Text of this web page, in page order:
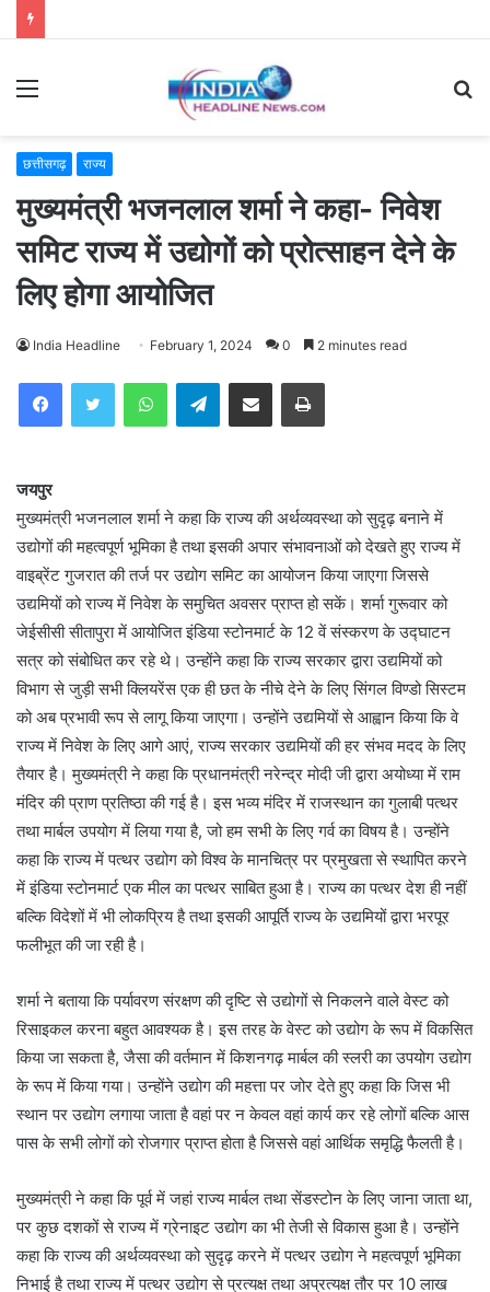
Menu
छत्तीसगढ़ राज्य
मुख्यमंत्री भजनलाल शर्मा ने कहा- निवेश
समिट राज्य में उद्योगों को प्रोत्साहन देने के
लिए होगा आयोजित
India Headline February 1, 2024 0 2 minutes read
WhatsAppTelegramShare via Email Print
जयपुर
मुख्यमंत्री भजनलाल शर्मा ने कहा कि राज्य की अर्थव्यवस्था को सुदृढ़ बनाने में
उद्योगों की महत्वपूर्ण भूमिका है तथा इसकी अपार संभावनाओं को देखते हुए राज्य में
वाइब्रेंट गुजरात की तर्ज पर उद्योग समिट का आयोजन किया जाएगा जिससे
उद्यमियों को राज्य में निवेश के समुचित अवसर प्राप्त हो सकें। शर्मा गुरूवार को
जेईसीसी सीतापुरा में आयोजित इंडिया स्टोनमार्ट के 12 वें संस्करण के उद्घाटन
सत्र को संबोधित कर रहे थे। उन्होंने कहा कि राज्य सरकार द्वारा उद्यमियों को
विभाग से जुड़ी सभी क्लियरेंस एक ही छत के नीचे देने के लिए सिंगल विण्डो सिस्टम
को अब प्रभावी रूप से लागू किया जाएगा। उन्होंने उद्यमियों से आह्वान किया कि वे
राज्य में निवेश के लिए आगे आएं, राज्य सरकार उद्यमियों की हर संभव मदद के लिए
तैयार है। मुख्यमंत्री ने कहा कि प्रधानमंत्री नरेन्द्र मोदी जी द्वारा अयोध्या में राम
मंदिर की प्राण प्रतिष्ठा की गई है। इस भव्य मंदिर में राजस्थान का गुलाबी पत्थर
तथा मार्बल उपयोग में लिया गया है, जो हम सभी के लिए गर्व का विषय है। उन्होंने
कहा कि राज्य में पत्थर उद्योग को विश्व के मानचित्र पर प्रमुखता से स्थापित करने
में इंडिया स्टोनमार्ट एक मील का पत्थर साबित हुआ है। राज्य का पत्थर देश ही नहीं
बल्कि विदेशों में भी लोकप्रिय है तथा इसकी आपूर्ति राज्य के उद्यमियों द्वारा भरपूर
फलीभूत की जा रही है।
शर्मा ने बताया कि पर्यावरण संरक्षण की दृष्टि से उद्योगों से निकलने वाले वेस्ट को
रिसाइकल करना बहुत आवश्यक है। इस तरह के वेस्ट को उद्योग के रूप में विकसित
किया जा सकता है, जैसा की वर्तमान में किशनगढ़ मार्बल की स्लरी का उपयोग उद्योग
के रूप में किया गया। उन्होंने उद्योग की महत्ता पर जोर देते हुए कहा कि जिस भी
स्थान पर उद्योग लगाया जाता है वहां पर न केवल वहां कार्य कर रहे लोगों बल्कि आस
पास के सभी लोगों को रोजगार प्राप्त होता है जिससे वहां आर्थिक समृद्धि फैलती है।
मुख्यमंत्री ने कहा कि पूर्व में जहां राज्य मार्बल तथा सेंडस्टोन के लिए जाना जाता था,
पर कुछ दशकों से राज्य में ग्रेनाइट उद्योग का भी तेजी से विकास हुआ है। उन्होंने
कहा कि राज्य की अर्थव्यवस्था को सुदृढ़ करने में पत्थर उद्योग ने महत्वपूर्ण भूमिका
निभाई है तथा राज्य में पत्थर उद्योग से प्रत्यक्ष तथा अप्रत्यक्ष तौर पर 10 लाख